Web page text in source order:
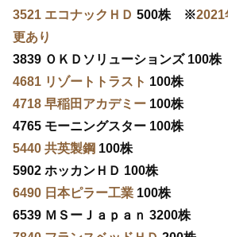
3521 エコナックＨＤ 500株 ※2021
更あり
3839 ＯＫＤソリューションズ 100株
4681 リゾートトラスト 100株
4718 早稲田アカデミー 100株
4765 モーニングスター 100株
5440 共英製鋼 100株
5902 ホッカンＨＤ 100株
6490 日本ピラー工業 100株
6539 ＭＳーＪａｐａｎ 3200株